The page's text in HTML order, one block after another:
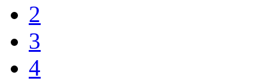
2
3
4